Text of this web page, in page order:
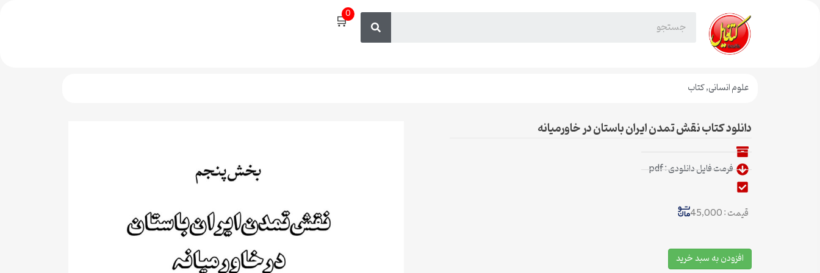
🛒0
علوم انسانی,کتاب
دانلود کتاب نقش تمدن ایران باستان در خاورمیانه
فرمت فایل دانلودی : pdf
قیمت : 45,000
افزودن به سبد خرید